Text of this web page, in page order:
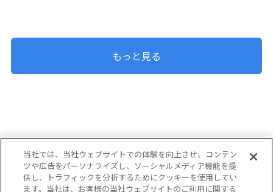
もっと見る
TISI株式会社
当社では、当社ウェブサイトでの体験を向上させ、コンテン
ツや広告をパーソナライズし、ソーシャルメディア機能を提
供し、トラフィックを分析するためにクッキーを使用してい
ます。当社は、お客様の当社ウェブサイトのご利用に関する